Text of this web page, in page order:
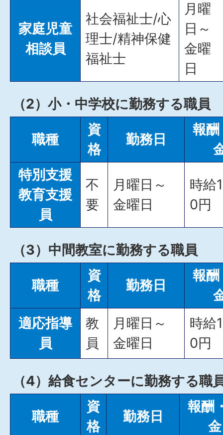
家庭児童
相談員
社会福祉士/心
理士/精神保健
福祉士
月曜
日～
金曜
日
（2）小・中学校に勤務する職員
職種
資
格
勤務日
報酬
特別支援
教育支援
員
不
要
月曜日～
金曜日
時給
0円
（3）中間教室に勤務する職員
職種
資
格
勤務日
報酬
適応指導
員
教
員
月曜日～
金曜日
時給
0円
（4）給食センターに勤務する職
職種
資
格
勤務日
報酬
金